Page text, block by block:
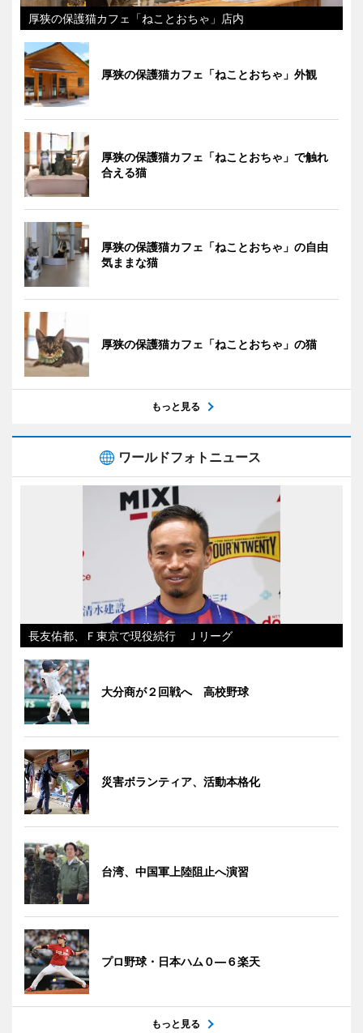
厚狭の保護猫カフェ「ねことおちゃ」店内
厚狭の保護猫カフェ「ねことおちゃ」外観
厚狭の保護猫カフェ「ねことおちゃ」で触れ
合える猫
厚狭の保護猫カフェ「ねことおちゃ」の自由
気ままな猫
厚狭の保護猫カフェ「ねことおちゃ」の猫
もっと見る
ワールドフォトニュース
長友佑都、Ｆ東京で現役続行 Ｊリーグ
大分商が２回戦へ 高校野球
災害ボランティア、活動本格化
台湾、中国軍上陸阻止へ演習
プロ野球・日本ハム０―６楽天
もっと見る